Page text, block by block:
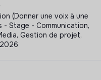
(Donner une voix à une
- Stage - Communication,
Gestion de projet,